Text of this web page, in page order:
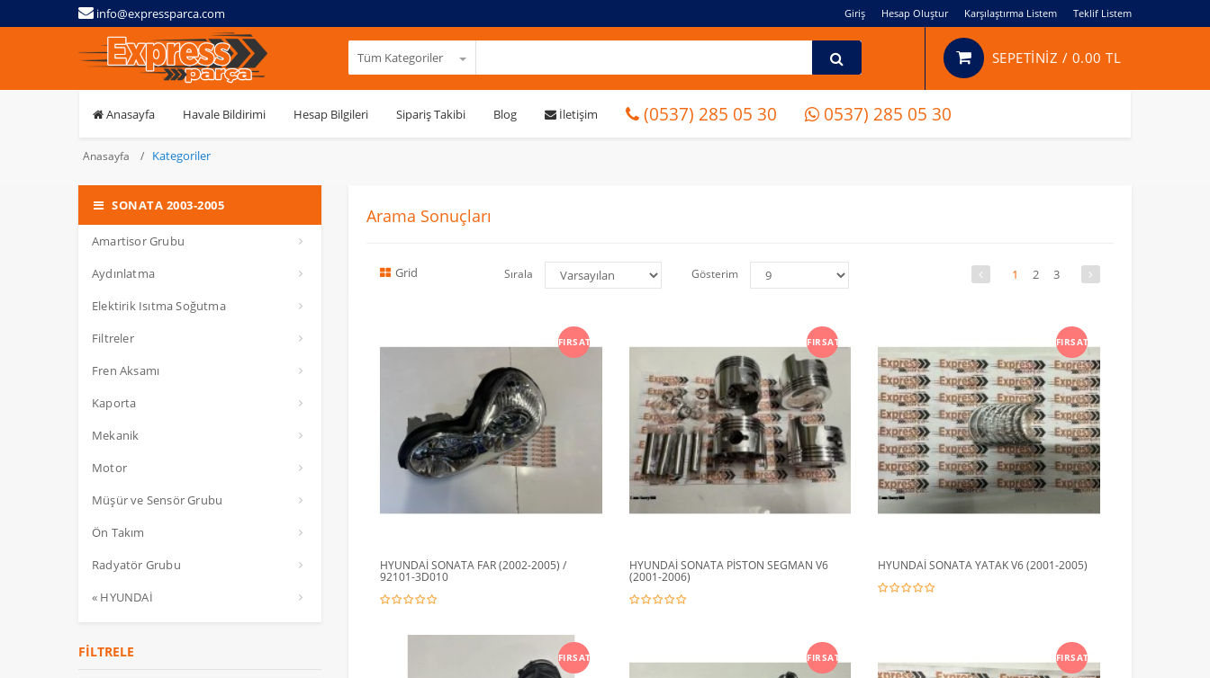
info@expressparca.com Giriş Hesap Oluştur Karşılaştırma Listem Teklif Listem
Tüm Kategoriler SEPETİNİZ / 0.00 TL
Anasayfa Havale Bildirimi Hesap Bilgileri Sipariş Takibi Blog İletişim (0537) 285 05 30 0537) 285 05 30
Anasayfa Kategoriler
SONATA 2003-2005
Amartisor Grubu
Aydınlatma
Elektirik Isıtma Soğutma
Filtreler
Fren Aksamı
Kaporta
Mekanik
Motor
Müşür ve Sensör Grubu
Ön Takım
Radyatör Grubu
« HYUNDAİ
FILTRELE
Arama Sonuçları
Grid Sırala Gösterim 1 2 3
FIRSAT
HYUNDAİ SONATA FAR (2002-2005) /
92101-3D010
FIRSAT
HYUNDAİ SONATA PİSTON SEGMAN V6
(2001-2006)
FIRSAT
HYUNDAİ SONATA YATAK V6 (2001-2005)
FIRSAT FIRSAT FIRSAT